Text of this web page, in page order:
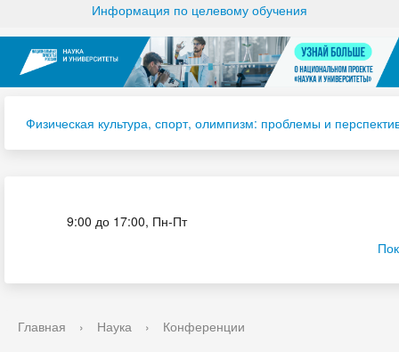
Информация по целевому обучения
Физическая культура, спорт, олимпизм: проблемы и
9:00 до 17:00, Пн-Пт
Главная › Наука › Конференции